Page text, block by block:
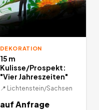
DEKORATION
15 m
Kulisse/Prospekt:
"Vier Jahreszeiten"
📍 Lichtenstein/Sachsen
auf Anfrage